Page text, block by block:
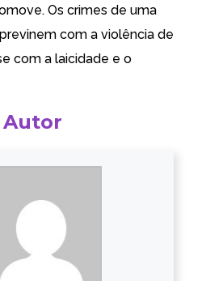
Os crimes de uma
com a violência de
com a laicidade e o